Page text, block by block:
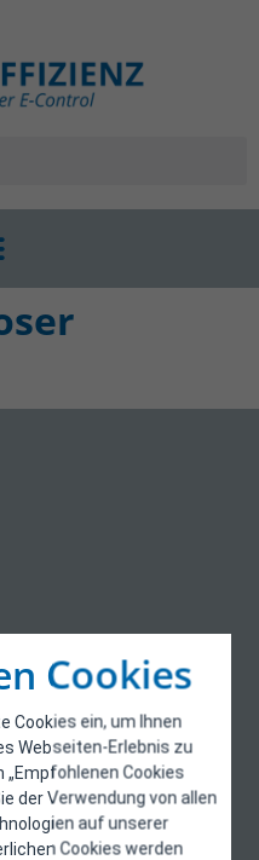
Cookies
Cookies ein, um Ihnen
Webseiten-Erlebnis zu
„Empfohlenen Cookies
der Verwendung von allen
auf unserer
Cookies werden